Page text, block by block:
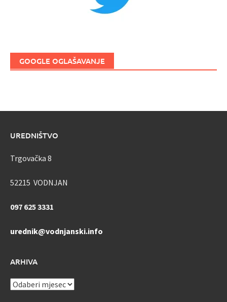
GOOGLE OGLAŠAVANJE
UREDNIŠTVO
Trgovačka 8
52215 VODNJAN
097 625 3331
urednik@vodnjanski.info
ARHIVA
ARHIVA